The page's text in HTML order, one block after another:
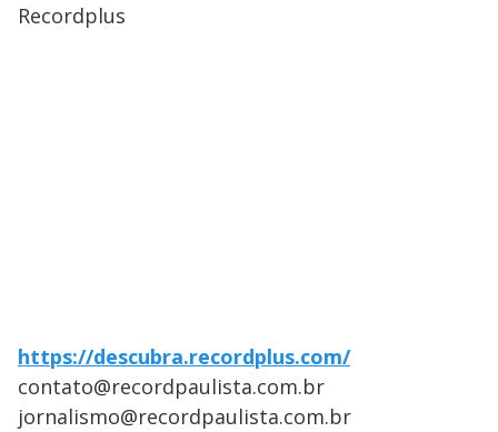
Recordplus
https://descubra.recordplus.com/
contato@recordpaulista.com.br
jornalismo@recordpaulista.com.br